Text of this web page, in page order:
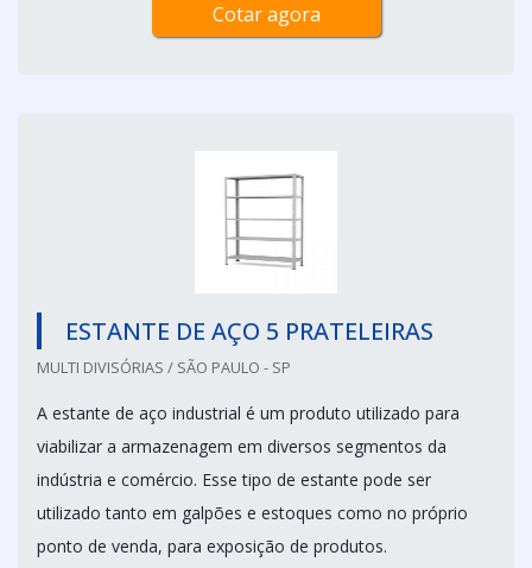
Cotar agora
ESTANTE DE AÇO 5 PRATELEIRAS
MULTI DIVISÓRIAS / SÃO PAULO - SP
A estante de aço industrial é um produto utilizado para
viabilizar a armazenagem em diversos segmentos da
indústria e comércio. Esse tipo de estante pode ser
utilizado tanto em galpões e estoques como no próprio
ponto de venda, para exposição de produtos.